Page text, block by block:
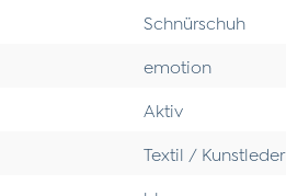
Schnürschuh
emotion
Aktiv
Textil / Kunstleder